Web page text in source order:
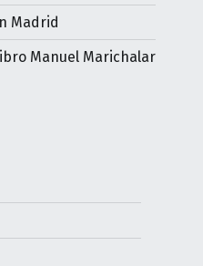
Madrid
Manuel Marichalar